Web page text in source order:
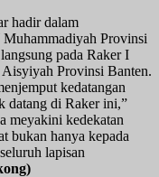
hadir dalam
Provinsi
pada Raker I
Provinsi Banten.
kedatangan
datang di Raker ini,”
meyakini kedekatan
bukan hanya kepada
lapisan